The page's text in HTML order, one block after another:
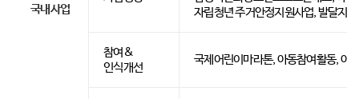
국내사업
자립청년 주거안정지원사업, 발달지
참여&
인식개선
국제어린이마라톤, 아동참여활동, 아